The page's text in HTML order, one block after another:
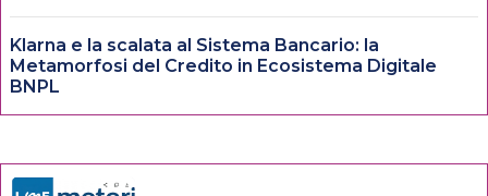
Klarna e la scalata al Sistema Bancario: la
Metamorfosi del Credito in Ecosistema Digitale
BNPL